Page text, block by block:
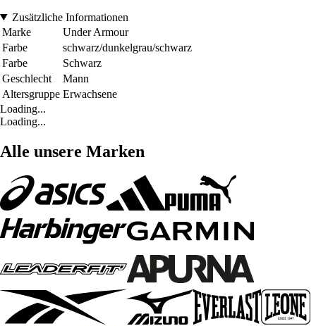
Zusätzliche Informationen
Marke
Under Armour
Farbe
schwarz/dunkelgrau/schwarz
Farbe
Schwarz
Geschlecht
Mann
Altersgruppe Erwachsene
Loading...
Loading...
Alle unsere Marken